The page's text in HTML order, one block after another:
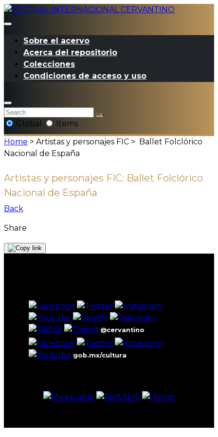
Sobre el acervo
Acerca del repositorio
Colecciones
Condiciones de acceso y uso
Global
Items
Home > Artistas y personajes FIC >
Ballet Folclórico
Nacional de España
Artistas y personajes FIC: Ballet Folclórico
Nacional de España
Back
Share
@cervantino
gob.mx/cultura